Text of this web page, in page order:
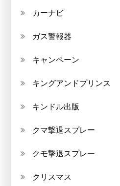
カーナビ
ガス警報器
キャンペーン
キングアンドプリンス
キンドル出版
クマ撃退スプレー
クモ撃退スプレー
クリスマス